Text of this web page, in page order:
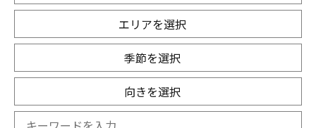
エリアを選択
季節を選択
向きを選択